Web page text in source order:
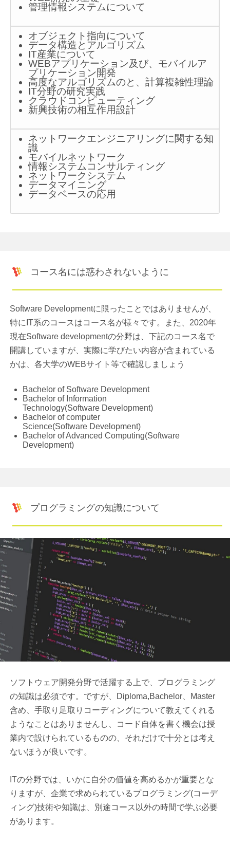
管理情報システムについて
オブジェクト指向について
データ構造とアルゴリズム
IT産業について
WEBアプリケーション及び、モバイルア
プリケーション開発
高度なアルゴリズムのと、計算複雑性理論
IT分野の研究実践
クラウドコンピューティング
新興技術の相互作用設計
ネットワークエンジニアリングに関する知
識
モバイルネットワーク
情報システムコンサルティング
ネットワークシステム
データマイニング
データベースの応用
コース名には惑わされないように
Software Developmentに限ったことではありませんが、
特にIT系のコースはコース名が様々です。また、2020年
現在Software developmentの分野は、下記のコース名で
開講していますが、実際に学びたい内容が含まれている
かは、各大学のWEBサイト等で確認しましょう
Bachelor of Software Development
Bachelor of Information
Technology(Software Development)
Bachelor of computer
Science(Software Development)
Bachelor of Advanced Computing(Software
Development)
プログラミングの知識について
ソフトウェア開発分野で活躍する上で、プログラミング
の知識は必須です。ですが、Diploma,Bachelor、Master
含め、手取り足取りコーディングについて教えてくれる
ようなことはありませんし、コード自体を書く機会は授
業内で設けられているものの、それだけで十分とは考え
ないほうが良いです。
ITの分野では、いかに自分の価値を高めるかが重要とな
りますが、企業で求められているプログラミング(コーデ
ィング)技術や知識は、別途コース以外の時間で学ぶ必要
があります。